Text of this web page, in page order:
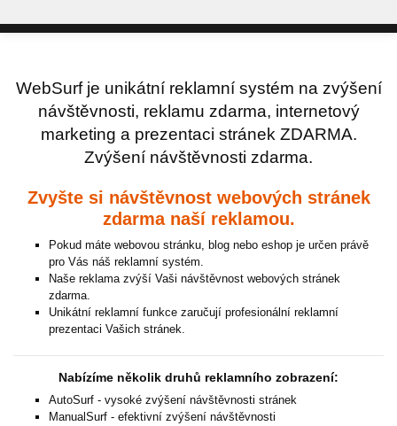
WebSurf je unikátní reklamní systém na zvýšení
návštěvnosti, reklamu zdarma, internetový
marketing a prezentaci stránek ZDARMA.
Zvýšení návštěvnosti zdarma.
Zvyšte si návštěvnost webových stránek
zdarma naší reklamou.
Pokud máte webovou stránku, blog nebo eshop je určen právě
pro Vás náš reklamní systém.
Naše reklama zvýší Vaši návštěvnost webových stránek
zdarma.
Unikátní reklamní funkce zaručují profesionální reklamní
prezentaci Vašich stránek.
Nabízíme několik druhů reklamního zobrazení:
AutoSurf - vysoké zvýšení návštěvnosti stránek
ManualSurf - efektivní zvýšení návštěvnosti